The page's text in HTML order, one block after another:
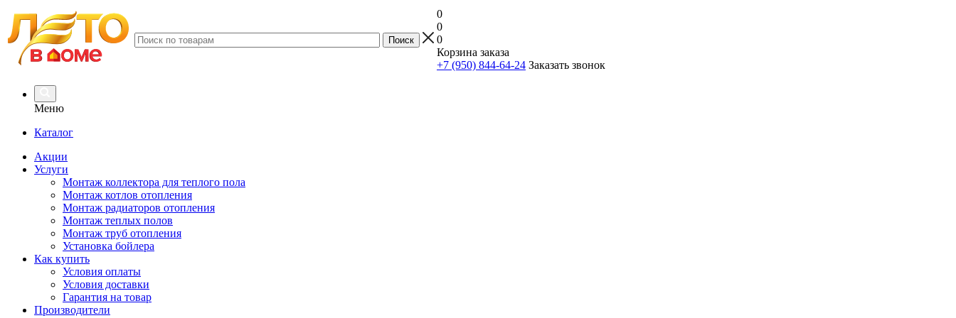
0
0
0
Корзина заказа
+7 (950) 844-64-24 Заказать звонок
Меню
Каталог
Акции
Услуги
Монтаж коллектора для теплого пола
Монтаж котлов отопления
Монтаж радиаторов отопления
Монтаж теплых полов
Монтаж труб отопления
Установка бойлера
Как купить
Условия оплаты
Условия доставки
Гарантия на товар
Производители